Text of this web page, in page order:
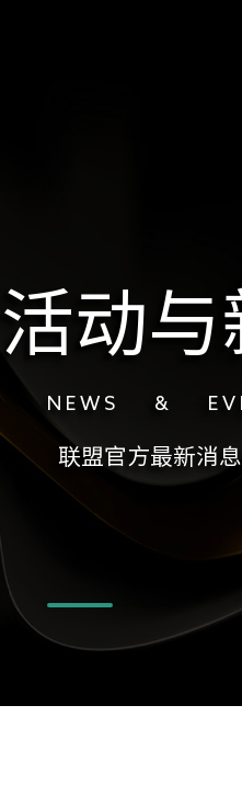
活动与
N E W S & E V
联盟官方最新消